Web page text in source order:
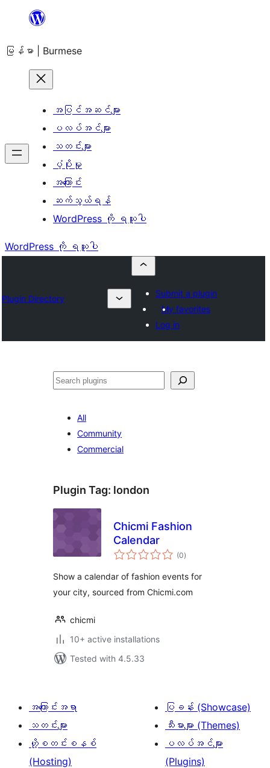
အကြောင်းအရာ
ကျော်သွား
မြန်မာ | Burmese
အပြင်အဆင်များ
ပလပ်အင်များ
သတင်းများ
ပံ့ပိုးမှု
အကြောင်း
ဆက်သွယ်ရန်
WordPress ကို ရယူပါ
WordPress ကို ရယူပါ
Plugin Directory
Submit a plugin
My favorites
Log in
ရှာ
All
Community
Commercial
Plugin Tag: london
Chicmi Fashion
Calendar
(0total
ratings
)
Show a calendar of fashion events for
your city, sourced from Chicmi.com
chicmi
10+ active installations
Tested with 4.5.33
အကြောင်းအရာ
သတင်းများ
ဟို့စတင်းစနစ်
(Hosting)
ပြခန်း (Showcase)
သီးမားများ (Themes)
ပလပ်အင်များ
(Plugins)